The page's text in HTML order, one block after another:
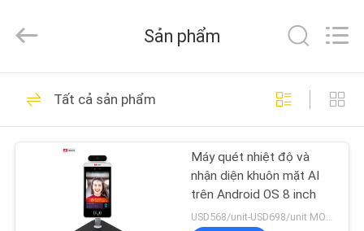
NHÀ
SẢN
Shenzhen
Junction
Co.,
Màn hình biển số
ngoài trời
40
Sản phẩm
Tất cả sản phẩm
Máy quét nhiệt độ và
nhận diện khuôn mặt AI
trên Android OS 8 inch
USD568/unit-USD698/unit MOQ:1 đơn vị